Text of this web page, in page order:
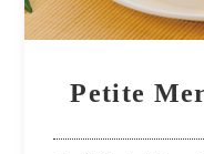
Petite